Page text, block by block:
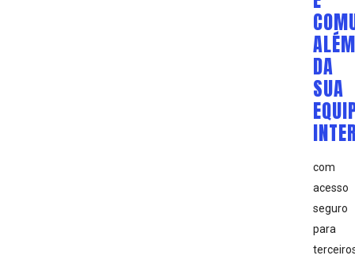
ALÉM
DA
SUA
com
acesso
seguro
para